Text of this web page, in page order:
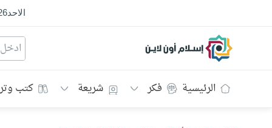
الاحد
إسلام أون لاين
الرئيسية فكر شريعة كتب